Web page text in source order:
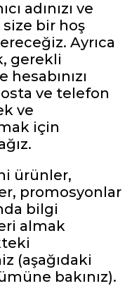
adınızı ve
bir hoş
Ayrıca
gerekli
ve telefon
ve
için
ürünler,
promosyonlar
bilgi
almak
(aşağıdaki
bakınız).